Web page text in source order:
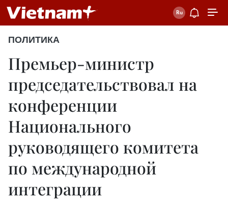
ПОЛИТИКА
Премьер-министр
председательствовал на
конференции
Национального
руководящего комитета
по международной
интеграции